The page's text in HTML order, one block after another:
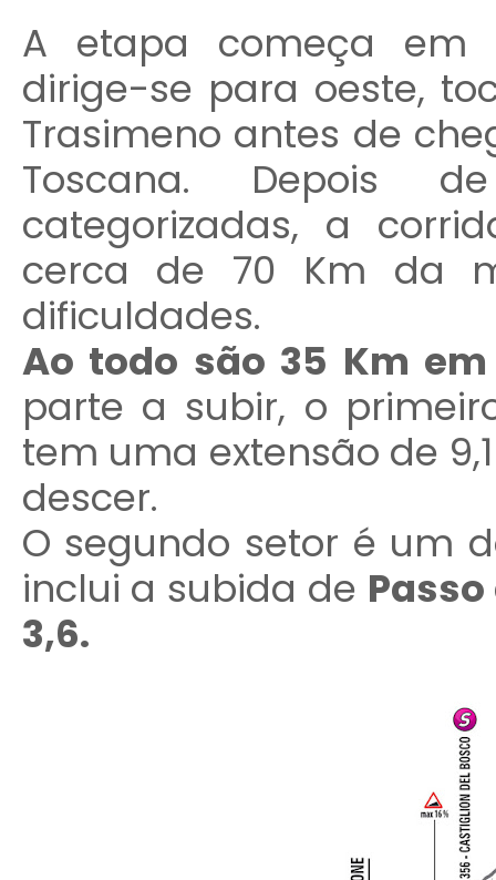
A etapa começa em
dirige-se para oeste,
Trasimeno antes de
Toscana. Depois
categorizadas, a
cerca de 70 Km da
dificuldades.
Ao todo são 35 Km
parte a subir, o
tem uma extensão de
descer.
O segundo setor é um
inclui a subida de
3,6.